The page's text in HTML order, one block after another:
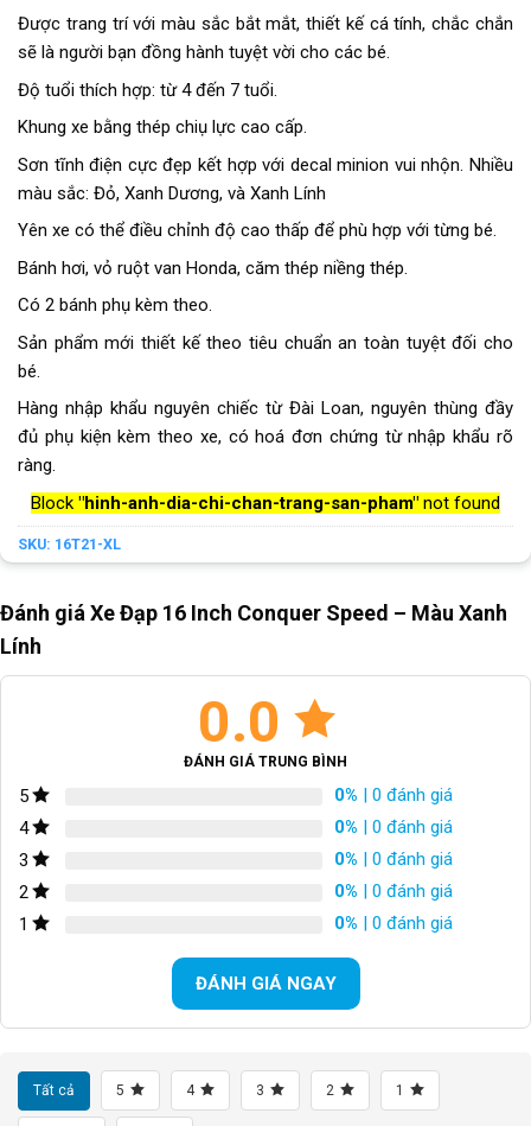
Được trang trí với màu sắc bắt mắt, thiết kế cá tính, chắc chắn
sẽ là người bạn đồng hành tuyệt vời cho các bé.
Độ tuổi thích hợp: từ 4 đến 7 tuổi.
Khung xe bằng thép chiụ lực cao cấp.
Sơn tĩnh điện cực đẹp kết hợp với decal minion vui nhộn. Nhiều
màu sắc: Đỏ, Xanh Dương, và Xanh Lính
Yên xe có thể điều chỉnh độ cao thấp để phù hợp với từng bé.
Bánh hơi, vỏ ruột van Honda, căm thép niềng thép.
Có 2 bánh phụ kèm theo.
Sản phẩm mới thiết kế theo tiêu chuẩn an toàn tuyệt đối cho
bé.
Hàng nhập khẩu nguyên chiếc từ Đài Loan, nguyên thùng đầy
đủ phụ kiện kèm theo xe, có hoá đơn chứng từ nhập khẩu rõ
ràng.
Block "hinh-anh-dia-chi-chan-trang-san-pham" not found
SKU: 16T21-XL
Đánh giá Xe Đạp 16 Inch Conquer Speed – Màu Xanh
Lính
0.0
ĐÁNH GIÁ TRUNG BÌNH
5 0% | 0 đánh giá
4
0% | 0 đánh giá
3
0% | 0 đánh giá
2
0% | 0 đánh giá
1
0% | 0 đánh giá
ĐÁNH GIÁ NGAY
Tất cả 5 4 3 2 1